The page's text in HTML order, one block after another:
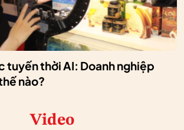
tuyến thời AI: Doanh nghiệp
nào?
Video